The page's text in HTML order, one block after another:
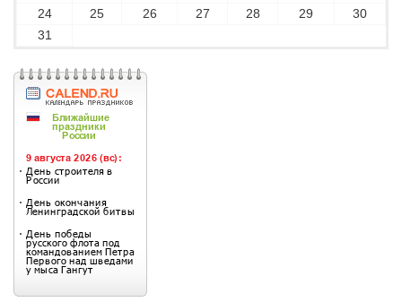
24
25 26 27 28 29
30
31